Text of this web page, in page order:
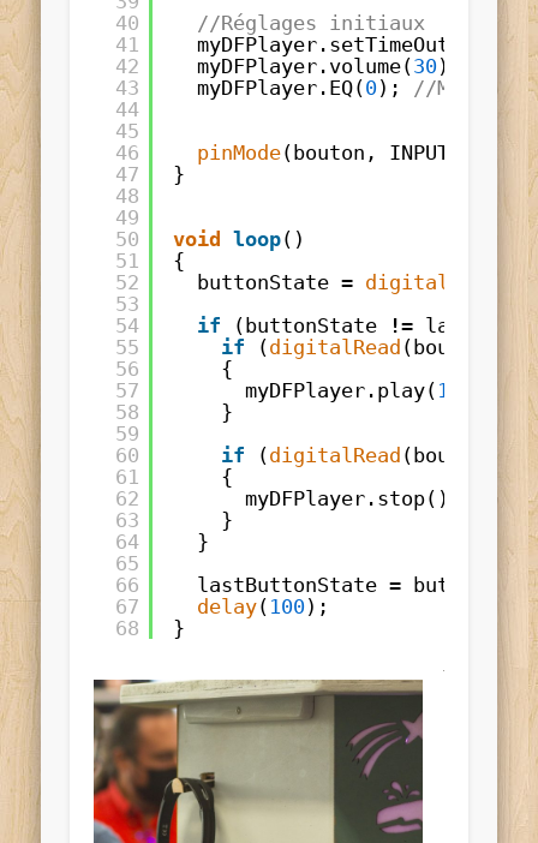
40
41
42
43
44
45
46
47
48
49
50
51
52
53
54
55
56
57
58
59
60
61
62
63
64
65
66
67
68
//Réglages initiaux
myDFPlayer.setTimeOut(
);
myDFPlayer.volume(30);
myDFPlayer.EQ(0); //Mode
pinMode(bouton,
}
void loop()
{
buttonState = digitalRead
if
(buttonState !=
if
(digitalRead (bouton)
=
{
myDFPlayer.play( 1
}
if
(digitalRead (bouton)
{
}
}
lastButtonState =
delay( 100);
}